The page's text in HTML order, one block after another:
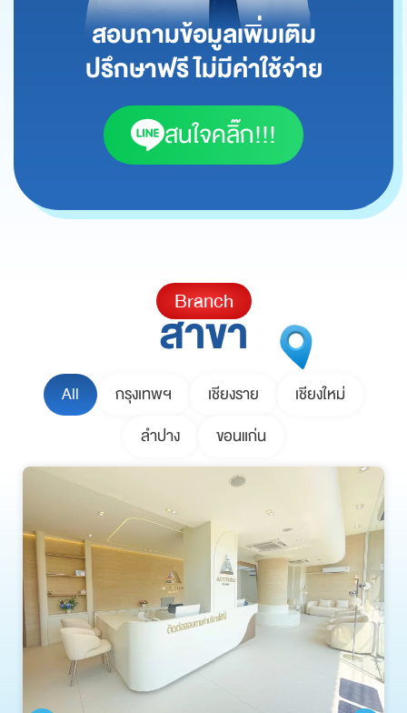
สอบถามข้อมูลเพิ่มเติม
ปรึกษาฟรี ไม่มีค่าใช้จ่าย
สนใจคลิ๊ก!!!
Branch
สาขา
All กรุงเทพฯ เชียงราย
เชียงใหม่
ลำปาง
ขอนแก่น